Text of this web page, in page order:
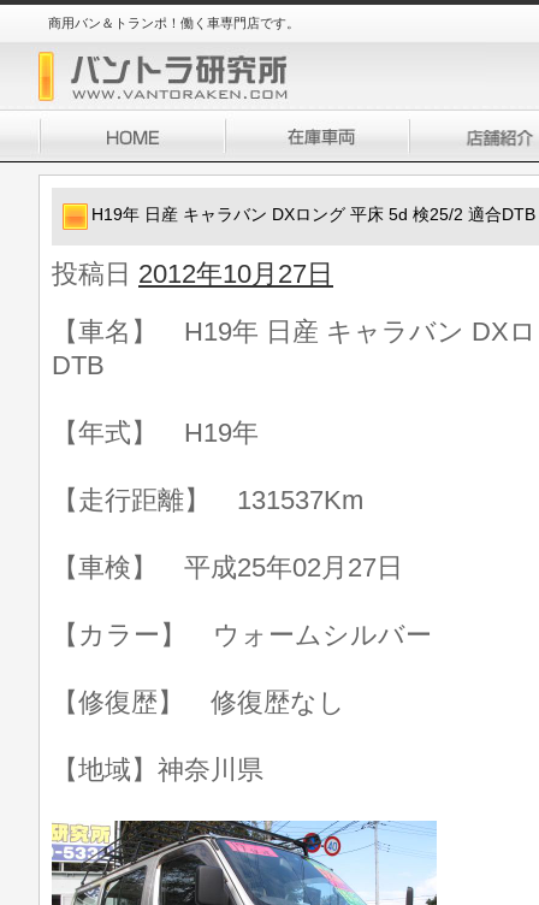
商用バン＆トランポ！働く車専門店です。
H19年 日産 キャラバン DXロング 平床 5d 検25/2 適合DTB
投稿日 2012年10月27日
【車名】 H19年 日産 キャラバン DX
DTB
【年式】 H19年
【走行距離】 131537Km
【車検】 平成25年02月27日
【カラー】 ウォームシルバー
【修復歴】 修復歴なし
【地域】神奈川県